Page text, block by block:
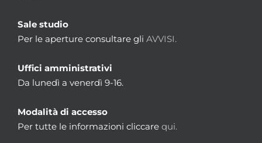
Sale studio
Per le aperture consultare gli AVVISI.
Uffici amministrativi
Da lunedì a venerdì 9-16.
Modalità di accesso
Per tutte le informazioni cliccare qui.